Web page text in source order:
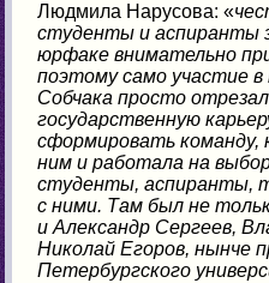
Людмила Нарусова: «
студенты и аспиранты
юрфаке внимательно
поэтому само участие
Собчака просто
государственную
сформировать команду,
ним и работала на
студенты, аспиранты,
с ними. Там был не
и Александр Сергеев,
Николай Егоров, нынче
Петербургского